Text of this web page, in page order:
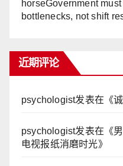
horseGovernment
bottlenecks, not shift
近期评论
psychologist发表在《
psychologist发表在《
电视报纸消磨时光》